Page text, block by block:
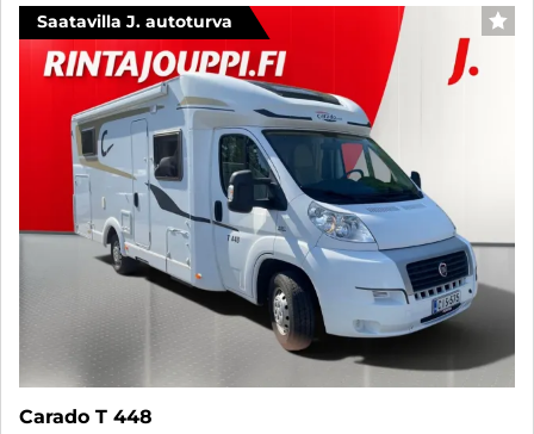
Saatavilla J. autoturva
Carado T 448